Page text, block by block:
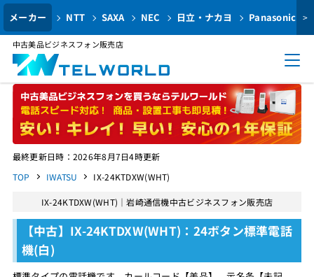
メーカー NTT SAXA NEC 日立・ナカヨ Panasonic >
中古美品ビジネスフォン販売店
最終更新日時：2026年8月7日4時更新
TOP
IWATSU IX-24KTDXW(WHT)
IX-24KTDXW(WHT)｜岩崎通信機中古ビジネスフォン販売店
【中古】IX-24KTDXW(WHT)：24ボタン標準電話
機(白)